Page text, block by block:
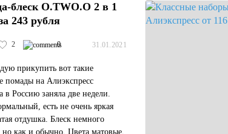
блеск O.TWO.O 2 в 1
243 рубля
2 0 31.01.2021
прикупить вот такие
помады на Алиэкспресс
в Россию заняла две недели.
есть не очень яркая
отдушка. Блеск немного
как и обычно. Цвета матовые,